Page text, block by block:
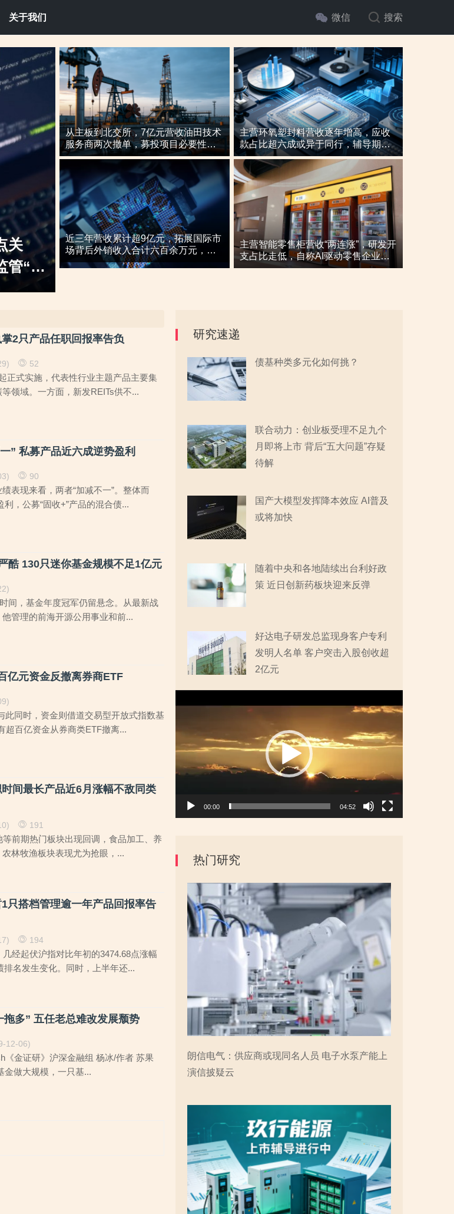
关于我们 微信 搜索
户引
从主板到北交所，7亿元营收油田技术
服务商两次撤单，募投项目必要性与
核心技术竞争力遭“拷问”
近三年营收累计超9亿元，拓展国际市
场背后外销收入合计六百余万元，辅
导期间参与高校牵头的重点研发项
主营环氧塑封料营收逐年增高，应收
款占比超六成或异于同行，辅导期内
或向关联方“突击”置出资产
主营智能零售柜营收“两连涨”，研发开
支占比走低，自称AI驱动零售企业而
重大专利或未涉及AI领域
2只产品任职回报率告负
52
正式实施，代表性行业主题产品主要集
领域。一方面，新发REITs供不...
” 私募产品近六成逆势盈利
90
表现来看，两者“加减不一”。整体而
，公募“固收+”产品的混合债...
酷 130只迷你基金规模不足1亿元
间，基金年度冠军仍留悬念。从最新战
管理的前海开源公用事业和前...
亿元资金反撤离券商ETF
此同时，资金则借道交易型开放式指数基
超百亿资金从券商类ETF撤离...
间最长产品近6月涨幅不敌同类
191
前期热门板块出现回调，食品加工、养
林牧渔板块表现尤为抢眼，...
只搭档管理逾一年产品回报率告
194
经起伏沪指对比年初的3474.68点涨幅
名发生变化。同时，上半年还...
多” 五任老总难改发展颓势
12-06)
《金证研》沪深金融组 杨冰/作者 苏果
金做大规模，一只基...
研究速递
债基种类多元化如何挑？
联合动力：创业板受理不足九个
月即将上市 背后“五大问题”存疑
待解
国产大模型发挥降本效应 AI普及
或将加快
随着中央和各地陆续出台利好政
策 近日创新药板块迎来反弹
好达电子研发总监现身客户专利
发明人名单 客户突击入股创收超
2亿元
频
放
器
00:00 04:52
热门研究
朗信电气：供应商或现同名人员 电子水泵产能上
演信披疑云